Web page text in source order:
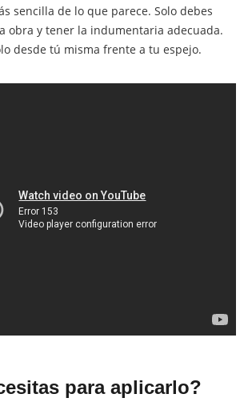
sencilla de lo que parece. Solo debes
obra y tener la indumentaria adecuada.
desde tú misma frente a tu espejo.
para aplicarlo?